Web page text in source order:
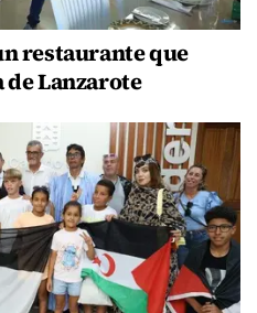
restaurante que
Lanzarote